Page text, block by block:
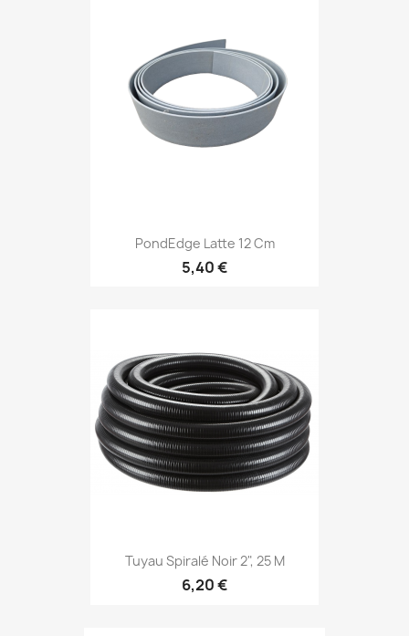
PondEdge Latte 12 Cm
5,40 €
Tuyau Spiralé Noir 2", 25 M
6,20 €